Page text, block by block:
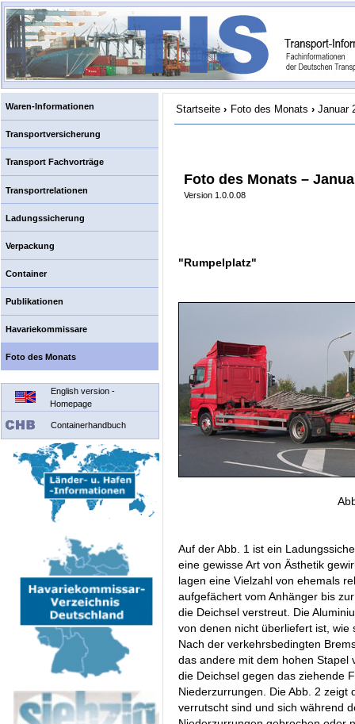
Waren-Informationen
Transportversicherung
Transport Fachvorträge
Transportrelationen
Ladungssicherung
Verpackung
Container
Publikationen
Havariekommissare
Foto des Monats
English version -
Homepage
Containerhandbuch
Startseite › Foto des Monats › Januar
Foto des Monats –
Version 1.0.0.08
"Rumpelplatz"
Auf der Abb. 1 ist ein
eine gewisse Art von Ästhetik
lagen eine Vielzahl von ehemals
aufgefächert vom Anhänger bis
die Deichsel verstreut. Die
von denen nicht überliefert ist,
Nach der verkehrsbedingten
das andere mit dem hohen Stapel
die Deichsel gegen das ziehende
Niederzurrungen. Die Abb. 2 zeigt
verrutscht sind und sich während